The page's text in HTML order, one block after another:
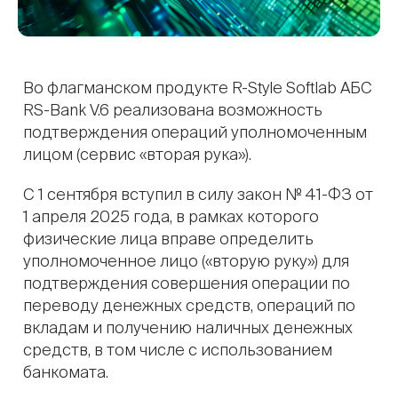
Во флагманском продукте R-Style Softlab АБС
RS-Bank V.6 реализована возможность
подтверждения операций уполномоченным
лицом (сервис «вторая рука»).
С 1 сентября вступил в силу закон № 41-ФЗ от
1 апреля 2025 года, в рамках которого
физические лица вправе определить
уполномоченное лицо («вторую руку») для
подтверждения совершения операции по
переводу денежных средств, операций по
вкладам и получению наличных денежных
средств, в том числе с использованием
банкомата.